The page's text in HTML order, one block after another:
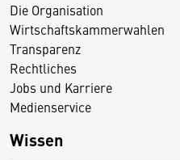
Die Organisation
Wirtschaftskammerwahlen
Transparenz
Rechtliches
Jobs und Karriere
Medienservice
Wissen